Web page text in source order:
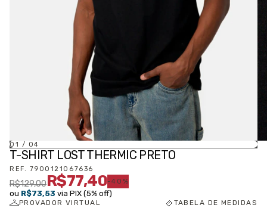
01 / 04
T-SHIRT LOST THERMIC PRETO
REF. 7900121067636
R$129,00R$77,40-40 %
ou R$73,53 via PIX (5% off)
PROVADOR VIRTUAL TABELA DE MEDIDAS